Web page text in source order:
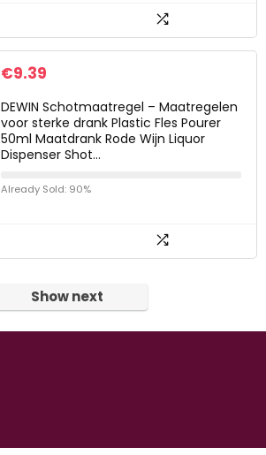
€9.39
DEWIN Schotmaatregel – Maatregelen
voor sterke drank Plastic Fles Pourer
50ml Maatdrank Rode Wijn Liquor
Dispenser Shot…
Already Sold: 90%
Show next